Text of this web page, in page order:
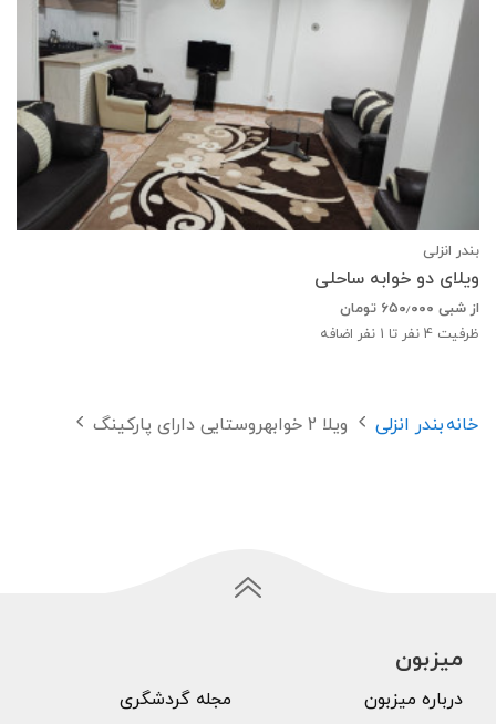
بندر انزلی
ویلای دو خوابه ساحلی
از شبی ۶۵۰٫۰۰۰ تومان
ظرفیت 4 نفر تا 1 نفر اضافه
خانهبندر انزلی ویلا 2 خوابهروستایی دارای پارکینگ
میزبون
درباره میزبون
مجله گردشگری